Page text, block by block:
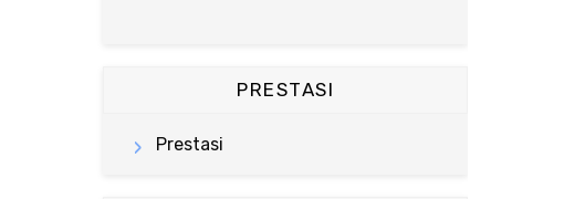
PRESTASI
Prestasi